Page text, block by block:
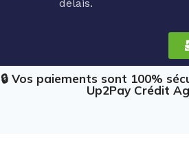
délais.
🔒 Vos paiements sont 100%
Up2Pay Crédit